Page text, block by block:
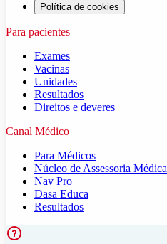
Política de cookies
Para pacientes
Exames
Vacinas
Unidades
Resultados
Direitos e deveres
Canal Médico
Para Médicos
Núcleo de Assessoria Médica
Nav Pro
Dasa Educa
Resultados